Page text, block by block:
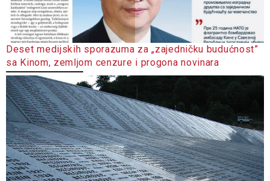
Deset medijskih sporazuma za „zajedničku budućnost”
sa Kinom, zemljom cenzure i progona novinara